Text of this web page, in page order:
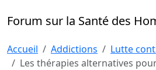
Forum sur la Santé des
Accueil Addictions
Lutte
Les thérapies alternatives